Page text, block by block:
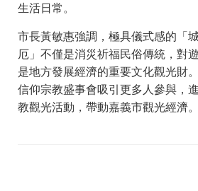
生活日常。
市長黃敏惠強調，極具儀式感的「
厄」不僅是消災祈福民俗傳統，對
是地方發展經濟的重要文化觀光財
信仰宗教盛事會吸引更多人參與，
教觀光活動，帶動嘉義市觀光經濟。